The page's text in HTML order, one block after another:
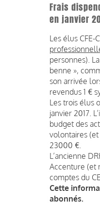
Frais
en janvier
Les élus CFE-
personnes).
benne »,
son arrivée
revendus 1 €
Les trois élus
janvier 2017.
budget des
volontaires
23000 €.
L’ancienne
Accenture (et
comptes du CE
Cette
abonnés.